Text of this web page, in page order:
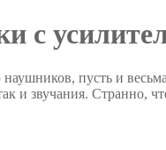
с
пусть и
и звучания. Странно,